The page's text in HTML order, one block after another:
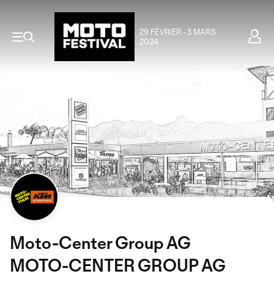
29 FÉVRIER - 3 MARS
2024
Moto-Center Group AG
MOTO-CENTER GROUP AG